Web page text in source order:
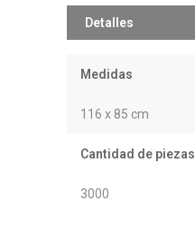
Detalles
Medidas
116 x 85 cm
Cantidad de piezas
3000